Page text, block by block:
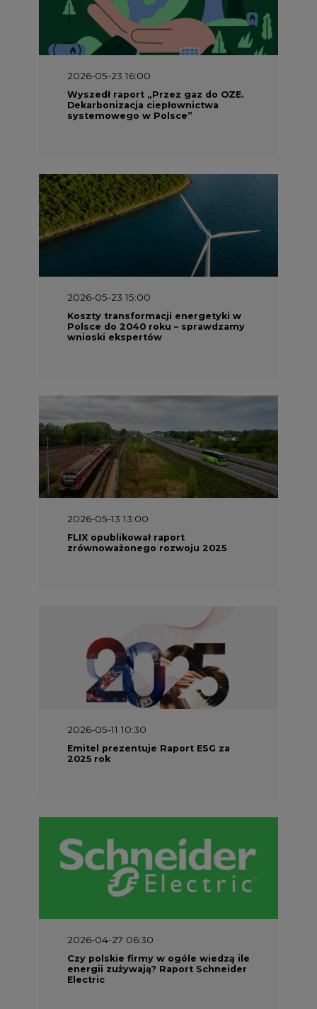
2026-05-23 16:00
Wyszedł raport „Przez gaz do OZE.
Dekarbonizacja ciepłownictwa
Koszty transformacji energetyki w
Polsce do 2040 roku – sprawdzamy
2026-05-13 13:00
FLIX opublikował raport
zrównoważonego rozwoju 2025
2026-05-11 10:30
Emitel prezentuje Raport ESG za
2025 rok
2026-04-27 06:30